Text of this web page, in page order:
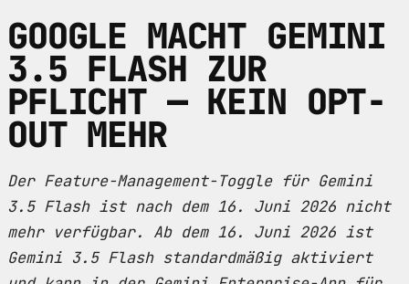
GOOGLE MACHT GEMINI
3.5 FLASH ZUR
PFLICHT — KEIN OPT-
OUT MEHR
Der Feature-Management-Toggle für Gemini
3.5 Flash ist nach dem 16. Juni 2026 nicht
mehr verfügbar. Ab dem 16. Juni 2026 ist
Gemini 3.5 Flash standardmäßig aktiviert